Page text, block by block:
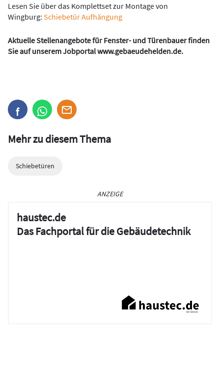
Lesen Sie über das Komplettset zur Montage von
Wingburg: Schiebetür Aufhängung
Aktuelle Stellenangebote für Fenster- und Türenbauer finden
Sie auf unserem Jobportalwww.gebaeudehelden.de.
Mehr zu diesem Thema
Schiebetüren
ANZEIGE
haustec.de
Das Fachportal für die Gebäudetechnik